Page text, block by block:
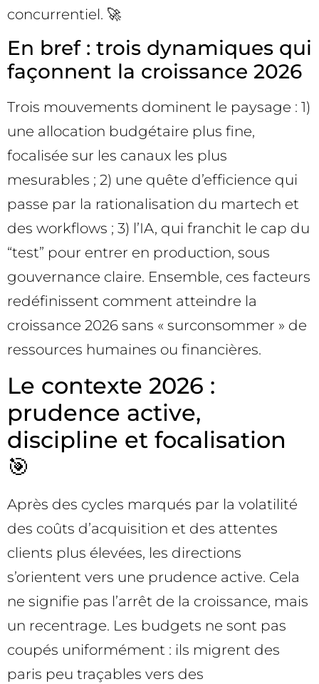
concurrentiel. 🚀
En bref : trois dynamiques qui
façonnent la croissance 2026
Trois mouvements dominent le paysage : 1)
une allocation budgétaire plus fine,
focalisée sur les canaux les plus
mesurables ; 2) une quête d’efficience qui
passe par la rationalisation du martech et
des workflows ; 3) l’IA, qui franchit le cap du
“test” pour entrer en production, sous
gouvernance claire. Ensemble, ces facteurs
redéfinissent comment atteindre la
croissance 2026 sans « surconsommer » de
ressources humaines ou financières.
Le contexte 2026 :
prudence active,
discipline et focalisation
🎯
Après des cycles marqués par la volatilité
des coûts d’acquisition et des attentes
clients plus élevées, les directions
s’orientent vers une prudence active. Cela
ne signifie pas l’arrêt de la croissance, mais
un recentrage. Les budgets ne sont pas
coupés uniformément : ils migrent des
paris peu traçables vers des